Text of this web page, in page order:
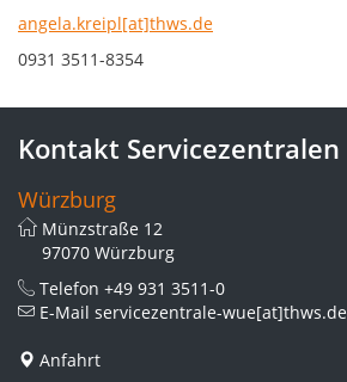
angela.kreipl[at]thws.de
0931 3511-8354
Kontakt Servicezentralen
Würzburg
Münzstraße 12
97070 Würzburg
Telefon +49 931 3511-0
E-Mail servicezentrale-wue[at]thws.de
Anfahrt